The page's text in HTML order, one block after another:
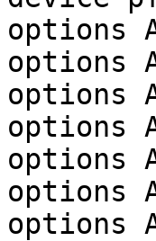
options
options
options
options
options
options
options